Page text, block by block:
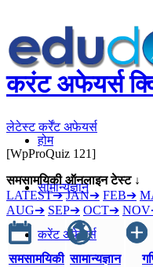
होम
सामान्यज्ञान
करेंट अफेयर्स
करंट अफेयर्स
लेटेस्ट कर्रेंट अफेयर्स
[WpProQuiz 121]
समसामयिकी ऑनलाइन टेस्ट ↓
LATEST➔ JAN➔ FEB➔
AUG➔ SEP➔ OCT➔
समसामयिकी सामान्यज्ञान